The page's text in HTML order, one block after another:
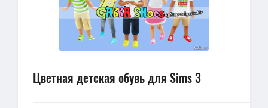
Цветная детская обувь для Sims 3